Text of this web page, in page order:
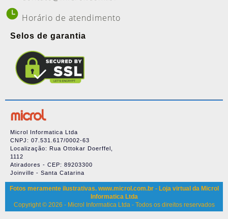
Horário de atendimento
Selos de garantia
Microl Informatica Ltda
CNPJ: 07.531.617/0002-63
Localização: Rua Ottokar Doerffel,
1112
Atiradores - CEP: 89203300
Joinville - Santa Catarina
Fotos meramente ilustrativas. www.microl.com.br - Loja virtual da Microl
Informatica Ltda
Copyright © 2026 - Microl Informatica Ltda - Todos os direitos reservados